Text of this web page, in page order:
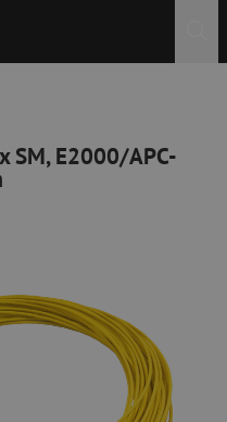
SM, E2000/APC-